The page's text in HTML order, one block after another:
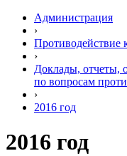
Администрация
›
Противодействие
›
Доклады, отчеты,
по вопросам
›
2016 год
2016 год